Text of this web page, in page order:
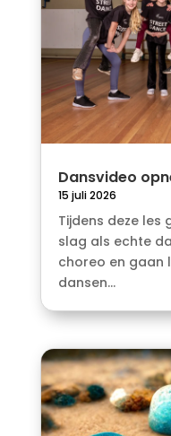
Dansvideo
15 juli 2026
Tijdens deze les
slag als echte
choreo en gaan
dansen...